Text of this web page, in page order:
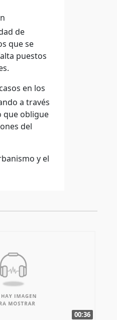
de
que se
puestos
en los
a través
que obligue
del
y el
00:36